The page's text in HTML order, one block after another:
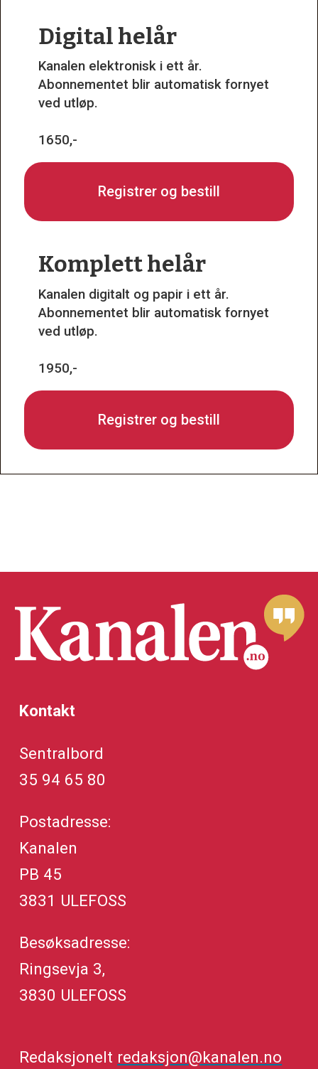
Digital helår
Kanalen elektronisk i ett år.
Abonnementet blir automatisk fornyet
ved utløp.
1650,-
Registrer og bestill
Komplett helår
Kanalen digitalt og papir i ett år.
Abonnementet blir automatisk fornyet
ved utløp.
1950,-
Registrer og bestill
Kontakt
Sentralbord
35 94 65 80
Postadresse:
Kanalen
PB 45
3831 ULEFOSS
Besøksadresse:
Ringsevja 3,
3830 ULEFOSS
Redaksjonelt redaksjon@kanalen.no